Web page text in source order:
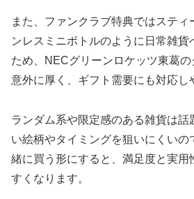
また、ファンクラブ特典ではスティ
ンレスミニボトルのように日常雑貨
ため、NECグリーンロケッツ東葛
意外に厚く、ギフト需要にも対応し
ランダム系や限定感のある雑貨は話
い絵柄やタイミングを狙いにくいの
緒に買う形にすると、満足度と実用
すくなります。